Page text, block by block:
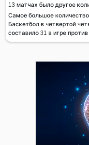
13 матчах было другое
Самое большое
Баскетбол в четвертой
составило 31 в игре